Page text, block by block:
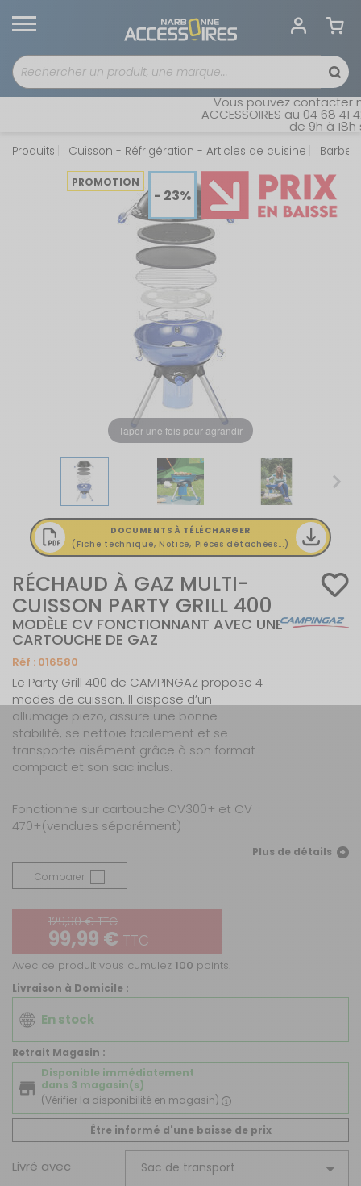
Vous pouvez contacter
ACCESSOIRES au 04 68 41
de 9h à 18h
Produits Cuisson - Réfrigération - Articles de cuisine
PROMOTION
- 23%
Taper une fois pour agrandir
DOCUMENTS À TÉLÉCHARGER
(Fiche technique, Notice, Pièces détachées...)
RÉCHAUD À GAZ MULTI-
CUISSON PARTY GRILL 400
MODÈLE CV FONCTIONNANT AVEC UNE
CARTOUCHE DE GAZ
Réf : 016580
Le Party Grill 400 de CAMPINGAZ propose 4
modes de cuisson. Il dispose d’un
allumage piezo, assure une bonne
stabilité, se nettoie facilement et se
transporte aisément grâce à son format
compact et son sac inclus.
Fonctionne sur cartouche CV300+ et CV
470+(vendues séparément)
Plus de détails
Comparer
129,90 € TTC
99,99 € TTC
Avec ce produit vous cumulez 100 points.
Livraison à Domicile :
En stock
Retrait Magasin :
Disponible immédiatement
dans 3 magasin(s)
(Vérifier la disponibilité en magasin)
Être informé d'une baisse de prix
Livré avec